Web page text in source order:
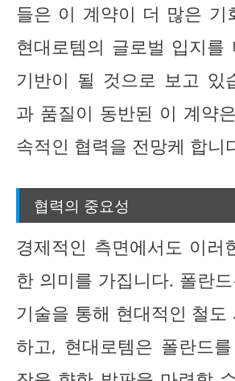
들은 이 계약이 더 많은 기
현대로템의 글로벌 입지를
기반이 될 것으로 보고 있
과 품질이 동반된 이 계약
속적인 협력을 전망케 합니
협력의 중요성
경제적인 측면에서도 이러
한 의미를 가집니다. 폴란
기술을 통해 현대적인 철도
하고, 현대로템은 폴란드